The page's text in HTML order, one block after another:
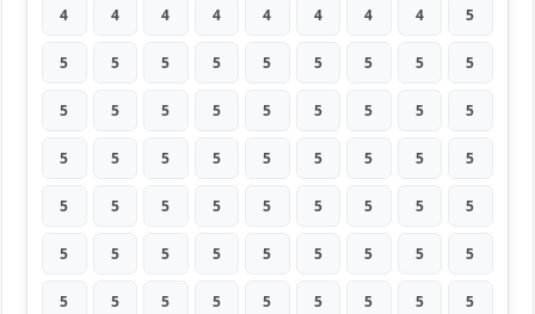
4 4 4 4 4 4 4 4 5
5 5 5 5 5 5 5 5 5
5 5 5 5 5 5 5 5 5
5 5 5 5 5 5 5 5 5
5 5 5 5 5 5 5 5 5
5 5 5 5 5 5 5 5 5
5 5 5 5 5 5 5 5 5